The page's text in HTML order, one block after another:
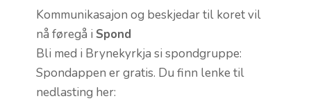
Kommunikasajon og beskjedar til koret vil
nå føregå i Spond
Bli med i Brynekyrkja si spondgruppe:
Spondappen er gratis. Du finn lenke til
nedlasting her: